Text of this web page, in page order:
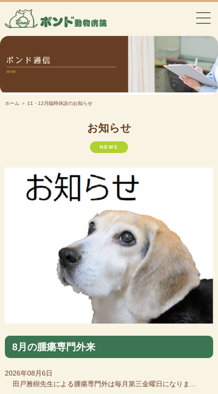
ホーム ＞ 11・12月臨時休診のお知らせ
お知らせ
NEWS
8月の腫瘍専門外来
2026年08月6日
田戸雅樹先生による腫瘍専門外は毎月第三金曜日になりま...